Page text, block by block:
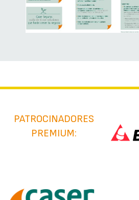
PATROCINADORES
PREMIUM: